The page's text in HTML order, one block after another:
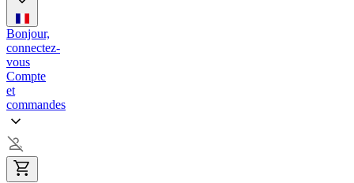
Bonjour,
connectez-
vous
Compte
et
commandes